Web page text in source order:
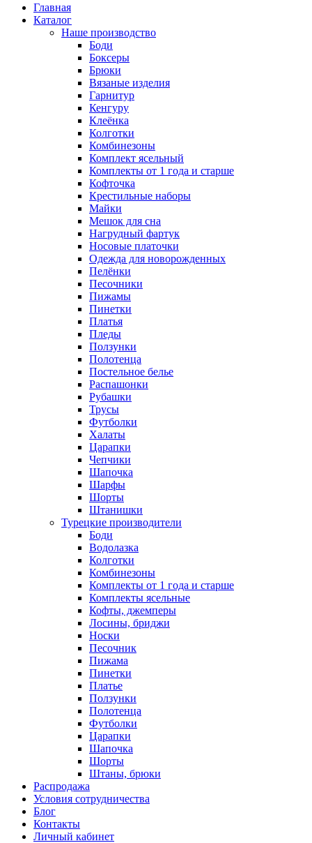
Главная
Каталог
Наше производство
Боди
Боксеры
Брюки
Вязаные изделия
Гарнитур
Кенгуру
Клеёнка
Колготки
Комбинезоны
Комплект ясельный
Комплекты от 1 года и старше
Кофточка
Крестильные наборы
Майки
Мешок для сна
Нагрудный фартук
Носовые платочки
Одежда для новорожденных
Пелёнки
Песочники
Пижамы
Пинетки
Платья
Пледы
Ползунки
Полотенца
Постельное белье
Распашонки
Рубашки
Трусы
Футболки
Халаты
Царапки
Чепчики
Шапочка
Шарфы
Шорты
Штанишки
Турецкие производители
Боди
Водолазка
Колготки
Комбинезоны
Комплекты от 1 года и старше
Комплекты ясельные
Кофты, джемперы
Лосины, бриджи
Носки
Песочник
Пижама
Пинетки
Платье
Ползунки
Полотенца
Футболки
Царапки
Шапочка
Шорты
Штаны, брюки
Распродажа
Условия сотрудничества
Блог
Контакты
Личный кабинет